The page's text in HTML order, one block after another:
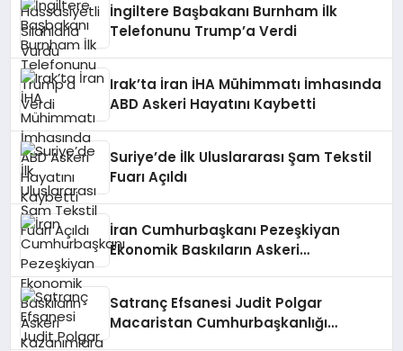
İngiltere Başbakanı Burnham İlk
Telefonunu Trump’a Verdi
Irak’ta İran İHA Mühimmatı İmhasında
ABD Askeri Hayatını Kaybetti
Suriye’de İlk Uluslararası Şam Tekstil
Fuarı Açıldı
İran Cumhurbaşkanı Pezeşkiyan
Ekonomik Baskıların Askeri
Satranç Efsanesi Judit Polgar
Macaristan Cumhurbaşkanlığı